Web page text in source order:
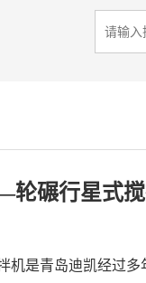
碾行星式
是青岛迪凯经过多